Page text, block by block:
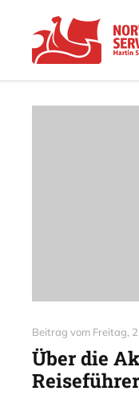
Beitrag vom Freitag,
Über die